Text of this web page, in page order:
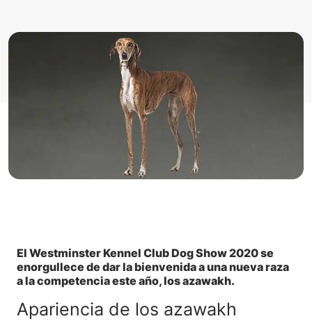
El Westminster Kennel Club Dog Show 2020 se
enorgullece de dar la bienvenida a una nueva raza
a la competencia este año, los azawakh.
Apariencia de los azawakh